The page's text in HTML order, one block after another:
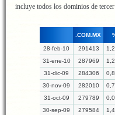
incluye todos los dominios de
.COM.MX
28-feb-10 291413
31-ene-10
287969
31-dic-09
284306
30-nov-09
282010
31-oct-09
279789
30-sep-09
279584